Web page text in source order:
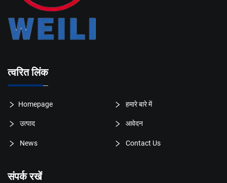
त्वरित लिंक
Homepage हमारे बारे में
उत्पाद आवेदन
News Contact Us
संपर्क रखें